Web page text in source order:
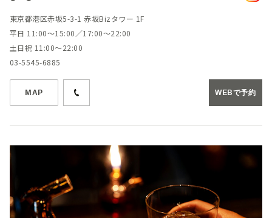
東京都港区赤坂5-3-1 赤坂Bizタワー 1F
平日 11:00～15:00／17:00～22:00
土日祝 11:00～22:00
03-5545-6885
MAP WEBで予約